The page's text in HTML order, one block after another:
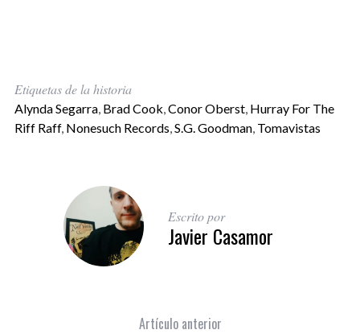
Etiquetas de la historia
Alynda Segarra, Brad Cook,Conor Oberst, Hurray For The
Riff Raff, Nonesuch Records,S.G. Goodman, Tomavistas
Escrito por
Javier Casamor
Artículo anterior